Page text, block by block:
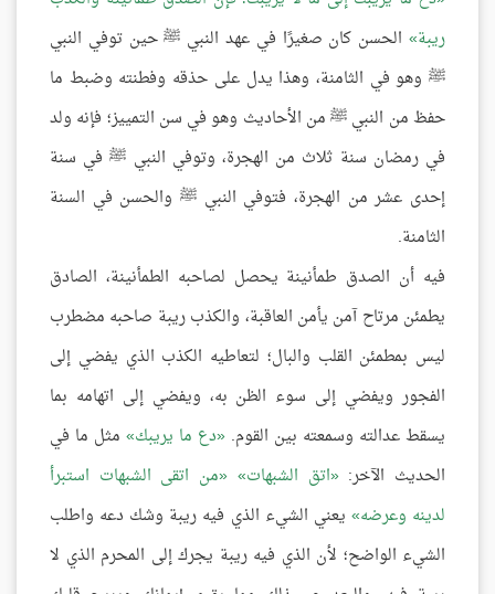
ريبة الحسن كان صغيرًا في عهد النبي ﷺ حين توفي النبي
ﷺ وهو في الثامنة، وهذا يدل على حذقه وفطنته وضبط ما
حفظ من النبي ﷺ من الأحاديث وهو في سن التمييز؛ فإنه ولد
في رمضان سنة ثلاث من الهجرة، وتوفي النبي ﷺ في سنة
إحدى عشر من الهجرة، فتوفي النبي ﷺ والحسن في السنة
الثامنة.
فيه أن الصدق طمأنينة يحصل لصاحبه الطمأنينة، الصادق
يطمئن مرتاح آمن يأمن العاقبة، والكذب ريبة صاحبه مضطرب
ليس بمطمئن القلب والبال؛ لتعاطيه الكذب الذي يفضي إلى
الفجور ويفضي إلى سوء الظن به، ويفضي إلى اتهامه بما
يسقط عدالته وسمعته بين القوم. دع ما يريبك مثل ما في
الحديث الآخر: اتق الشبهات
من اتقى الشبهات استبرأ
لدينه وعرضه يعني الشيء الذي فيه ريبة وشك دعه واطلب
الشيء الواضح؛ لأن الذي فيه ريبة يجرك إلى المحرم الذي لا